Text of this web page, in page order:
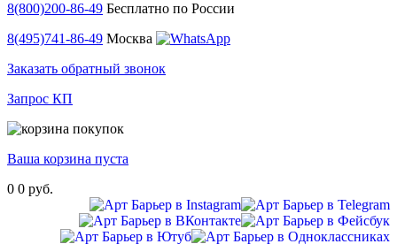
8(800)200-86-49 Бесплатно по России
8(495)741-86-49 Москва
Заказать обратный звонок
Запрос КП
Ваша корзина пуста
0 0 руб.